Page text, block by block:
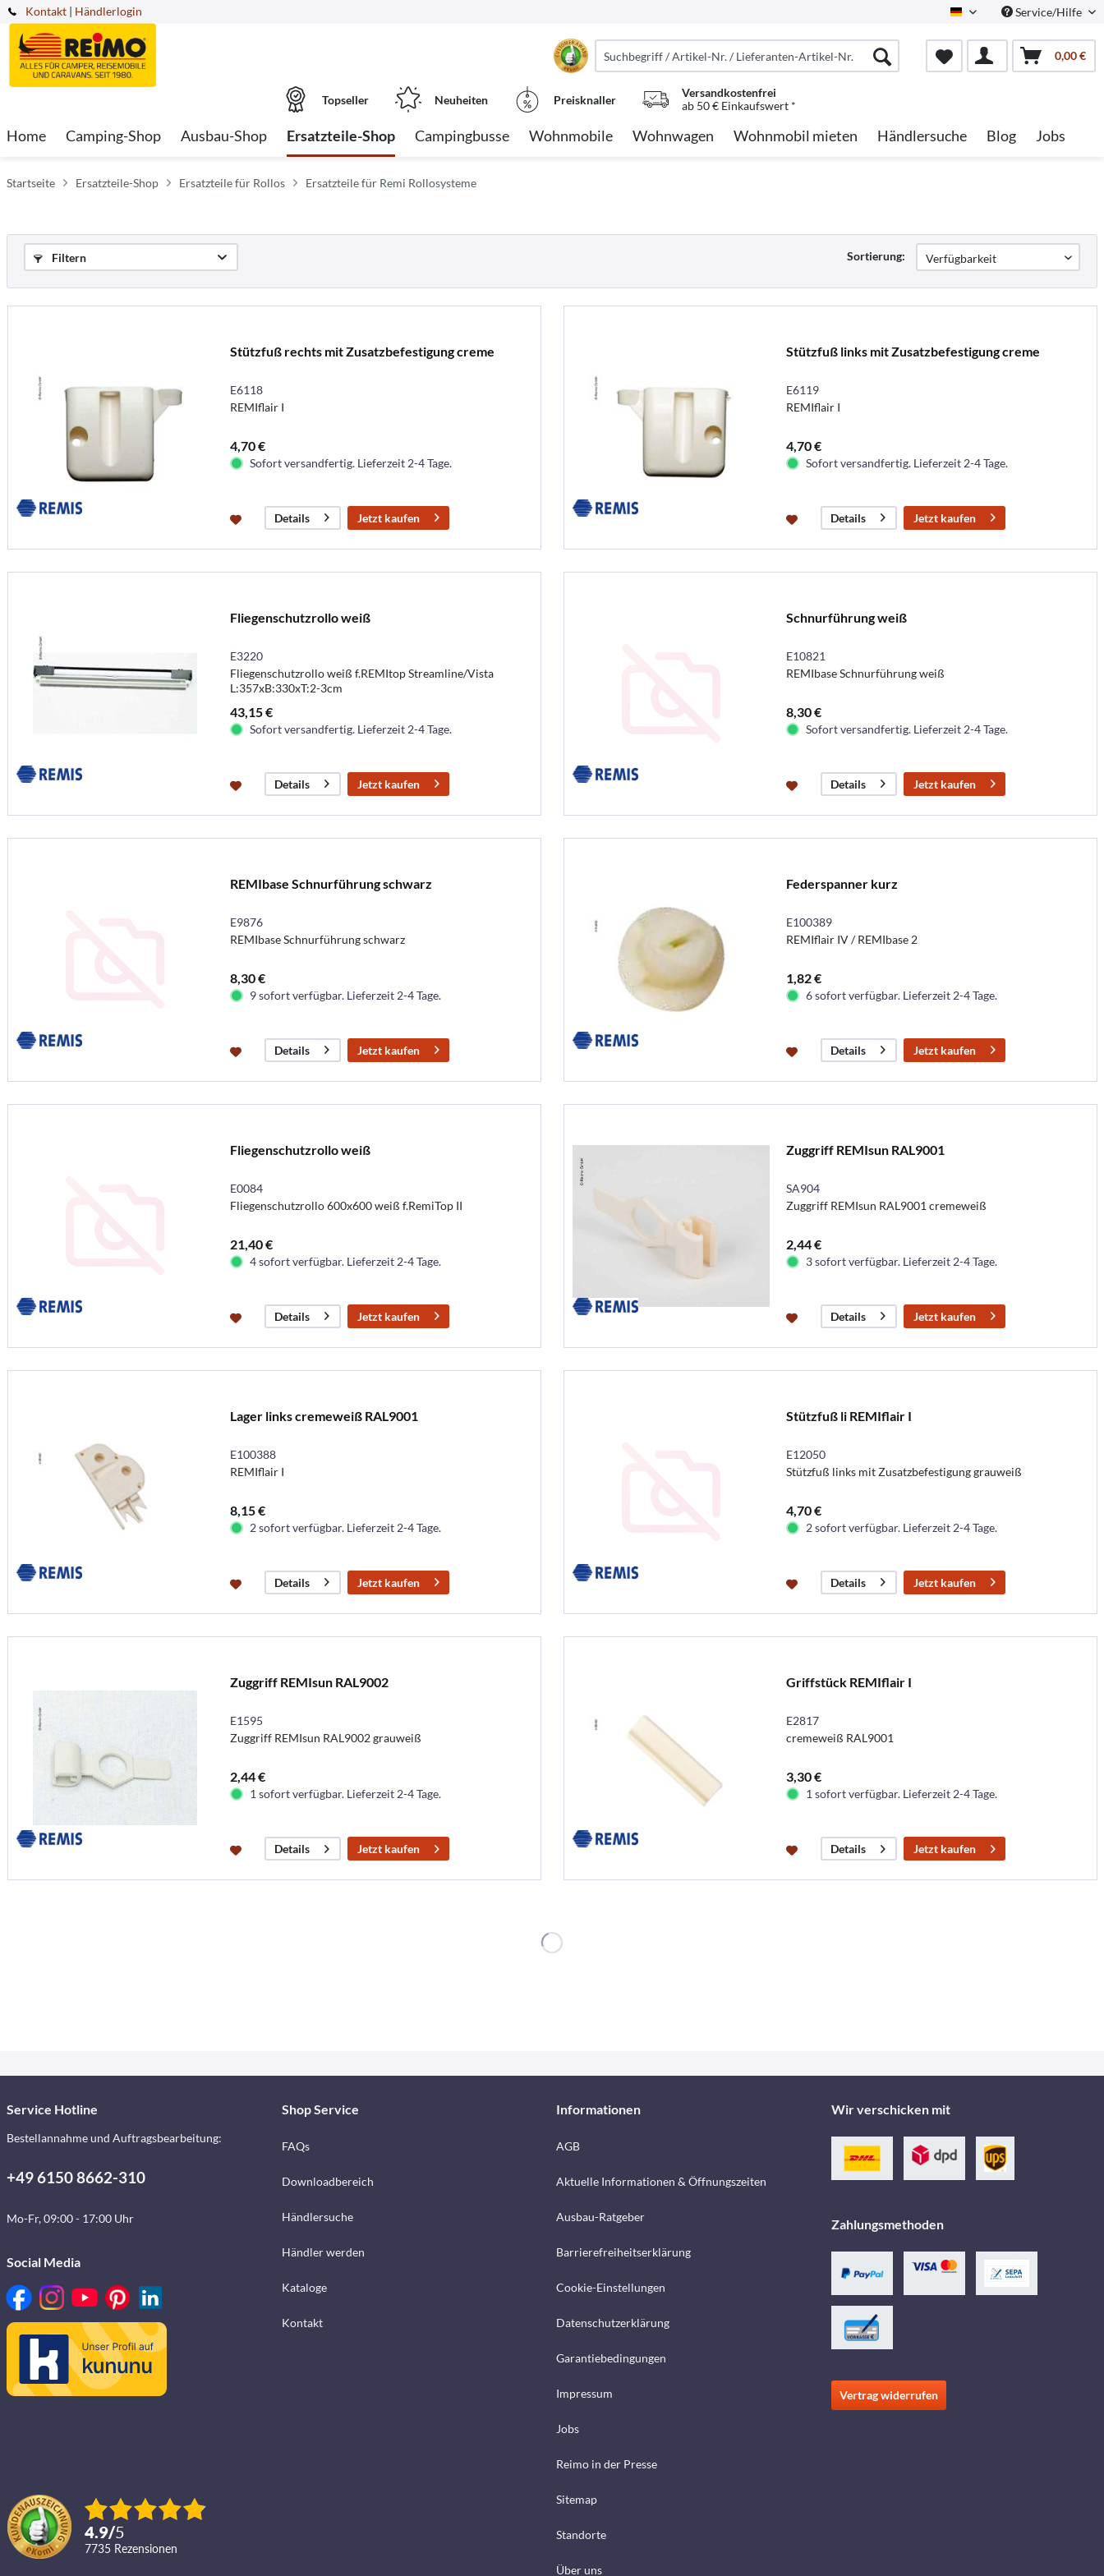
Kontakt German Service/Hilfe
| Händlerlogin
0,00 €
Topseller Neuheiten Preisknaller
Versandkostenfrei
ab 50 € Einkaufswert *
Home Camping-Shop Ausbau-Shop Ersatzteile-Shop Campingbusse Wohnmobile Wohnwagen Wohnmobil mieten Händlersuche Blog Jobs
Startseite Ersatzteile-Shop Ersatzteile für Rollos Ersatzteile für Remi Rollosysteme
Filtern Sortierung:
Stützfuß rechts mit Zusatzbefestigung creme
E6118
REMIflair I
4,70 €
Sofort versandfertig. Lieferzeit 2-4 Tage.
Details Jetzt kaufen
Stützfuß links mit Zusatzbefestigung creme
E6119
REMIflair I
4,70 €
Sofort versandfertig. Lieferzeit 2-4 Tage.
Details Jetzt kaufen
Fliegenschutzrollo weiß
E3220
Fliegenschutzrollo weiß f.REMItop Streamline/Vista
L:357xB:330xT:2-3cm
43,15 €
Sofort versandfertig. Lieferzeit 2-4 Tage.
Details Jetzt kaufen
Schnurführung weiß
E10821
REMIbase Schnurführung weiß
8,30 €
Sofort versandfertig. Lieferzeit 2-4 Tage.
Details Jetzt kaufen
REMIbase Schnurführung schwarz
E9876
REMIbase Schnurführung schwarz
8,30 €
9 sofort verfügbar. Lieferzeit 2-4 Tage.
Details Jetzt kaufen
Federspanner kurz
E100389
REMIflair IV / REMIbase 2
1,82 €
6 sofort verfügbar. Lieferzeit 2-4 Tage.
Details Jetzt kaufen
Fliegenschutzrollo weiß
E0084
Fliegenschutzrollo 600x600 weiß f.RemiTop II
21,40 €
4 sofort verfügbar. Lieferzeit 2-4 Tage.
Details Jetzt kaufen
Zuggriff REMIsun RAL9001
SA904
Zuggriff REMIsun RAL9001 cremeweiß
2,44 €
3 sofort verfügbar. Lieferzeit 2-4 Tage.
Details Jetzt kaufen
Lager links cremeweiß RAL9001
E100388
REMIflair I
8,15 €
2 sofort verfügbar. Lieferzeit 2-4 Tage.
Details Jetzt kaufen
Stützfuß li REMIflair I
E12050
Stützfuß links mit Zusatzbefestigung grauweiß
4,70 €
2 sofort verfügbar. Lieferzeit 2-4 Tage.
Details Jetzt kaufen
Zuggriff REMIsun RAL9002
E1595
Zuggriff REMIsun RAL9002 grauweiß
2,44 €
1 sofort verfügbar. Lieferzeit 2-4 Tage.
Details Jetzt kaufen
Griffstück REMIflair I
E2817
cremeweiß RAL9001
3,30 €
1 sofort verfügbar. Lieferzeit 2-4 Tage.
Details Jetzt kaufen
Service Hotline
Bestellannahme und Auftragsbearbeitung:
+49 6150 8662-310
Mo-Fr, 09:00 - 17:00 Uhr
Social Media
4.9/5
7735 Rezensionen
Shop Service
FAQs
Downloadbereich
Händlersuche
Händler werden
Kataloge
Kontakt
Informationen
AGB
Aktuelle Informationen & Öffnungszeiten
Ausbau-Ratgeber
Barrierefreiheitserklärung
Cookie-Einstellungen
Datenschutzerklärung
Garantiebedingungen
Impressum
Jobs
Reimo in der Presse
Sitemap
Standorte
Über uns
Wir verschicken mit
Zahlungsmethoden
Vertrag widerrufen